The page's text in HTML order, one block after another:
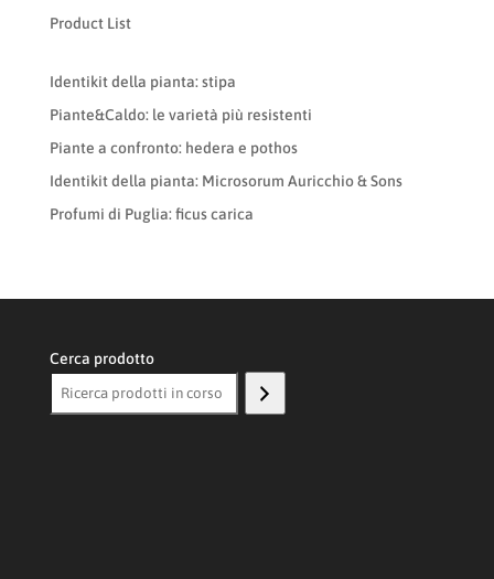
Product List
Identikit della pianta: stipa
Piante&Caldo: le varietà più resistenti
Piante a confronto: hedera e pothos
Identikit della pianta: Microsorum Auricchio & Sons
Profumi di Puglia: ficus carica
Cerca prodotto